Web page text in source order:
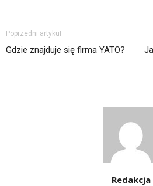
Poprzedni artykuł
Gdzie znajduje się firma YATO?
Redakcja